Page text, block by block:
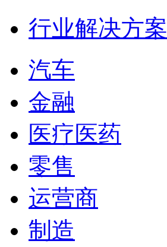
行业解决方案
汽车
金融
医疗医药
零售
运营商
制造